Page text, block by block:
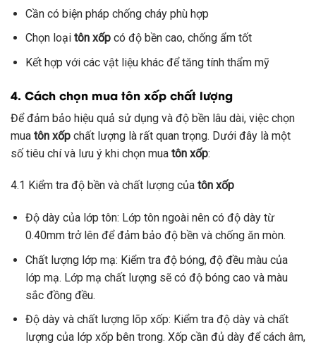
Cần có biện pháp chống cháy phù hợp
Chọn loại tôn xốpcó độ bền cao, chống ẩm tốt
Kết hợp với các vật liệu khác để tăng tính thẩm mỹ
4. Cách chọn mua tôn xốp chất lượng
Để đảm bảo hiệu quả sử dụng và độ bền lâu dài, việc chọn
mua tôn xốp chất lượng là rất quan trọng. Dưới đây là một
số tiêu chí và lưu ý khi chọn mua tôn xốp:
4.1 Kiểm tra độ bền và chất lượng của tôn xốp
Độ dày của lớp tôn: Lớp tôn ngoài nên có độ dày từ
0.40mm trở lên để đảm bảo độ bền và chống ăn mòn.
Chất lượng lớp mạ: Kiểm tra độ bóng, độ đều màu của
lớp mạ. Lớp mạ chất lượng sẽ có độ bóng cao và màu
sắc đồng đều.
Độ dày và chất lượng lõp xốp: Kiểm tra độ dày và chất
lượng của lớp xốp bên trong. Xốp cần đủ dày để cách âm,